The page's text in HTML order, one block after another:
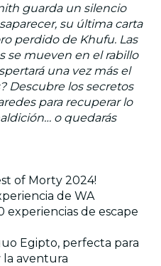
guarda un silencio
su última carta
perdido de Khufu. Las
se mueven en el rabillo
una vez más el
Descubre los secretos
para recuperar lo
o quedarás
of Morty 2024!
de WA
experiencias de escape
Egipto, perfecta para
la aventura